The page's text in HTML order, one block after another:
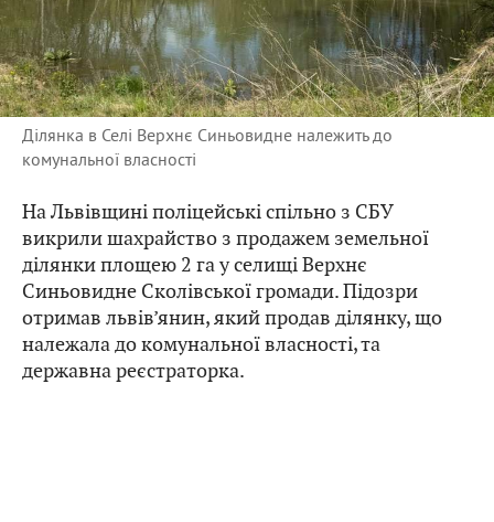
Ділянка в Селі Верхнє Синьовидне належить до
комунальної власності
На Львівщині поліцейські спільно з СБУ
викрили шахрайство з продажем земельної
ділянки площею 2 га у селищі Верхнє
Синьовидне Сколівської громади. Підозри
отримав львів’янин, який продав ділянку, що
належала до комунальної власності, та
державна реєстраторка.